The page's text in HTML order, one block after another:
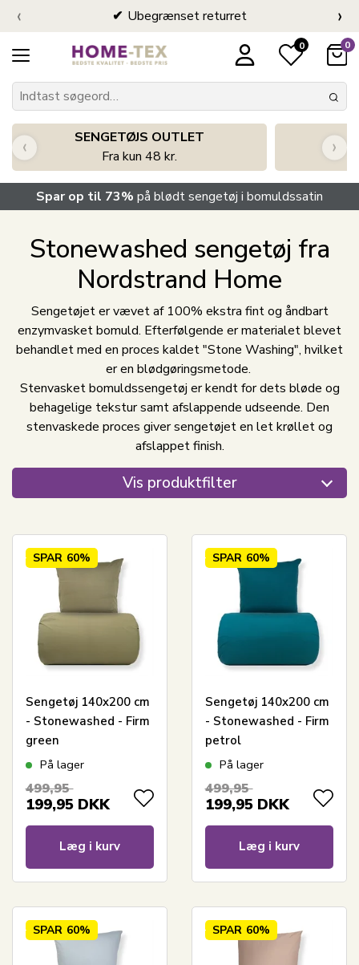
Ubegrænset returret
‹ ›
0 0
SENGETØJS OUTLET
Fra kun 48 kr.
‹ ›
Spar op til 73% på blødt sengetøj i bomuldssatin
Stonewashed sengetøj fra
Nordstrand Home
Sengetøjet er vævet af 100% ekstra fint og åndbart
enzymvasket bomuld. Efterfølgende er materialet blevet
behandlet med en proces kaldet "Stone Washing", hvilket
er en blødgøringsmetode.
Stenvasket bomuldssengetøj er kendt for dets bløde og
behagelige tekstur samt afslappende udseende. Den
stenvaskede proces giver sengetøjet en let krøllet og
afslappet finish.
Vis produktfilter
SPAR 60%
Sengetøj 140x200 cm
- Stonewashed - Firm
green
På lager
499,95
199,95 DKK
Læg i kurv
SPAR 60%
Sengetøj 140x200 cm
- Stonewashed - Firm
petrol
På lager
499,95
199,95 DKK
Læg i kurv
SPAR 60% SPAR 60%